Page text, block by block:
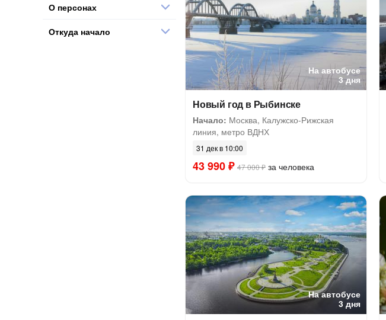
На автобусе
3 дня
Новый год в Рыбинске
Начало: Москва, Калужско-Рижская
линия, метро ВДНХ
31 дек в 10:00
43 990 ₽ 47 000 ₽ за человека
На автобусе
3 дня
О персонах
Откуда начало